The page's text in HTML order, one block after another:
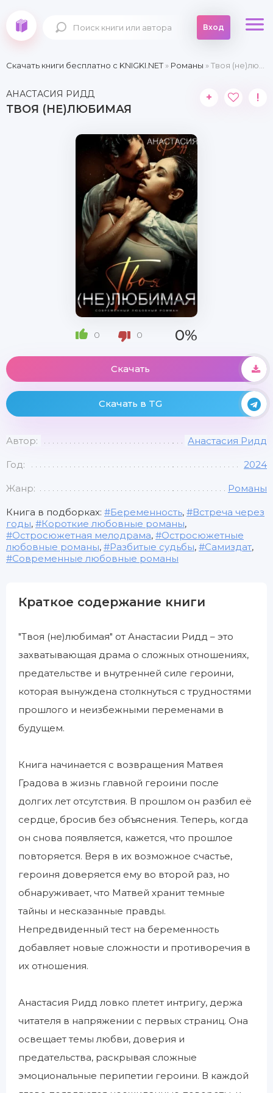
Вход
Скачать книги бесплатно c KNIGKI.NET» Романы » Твоя (не)любимая
АНАСТАСИЯ РИДД
ТВОЯ (НЕ)ЛЮБИМАЯ
+ !
0 0 0%
Скачать
Скачать в TG
Автор: Анастасия Ридд
Год: 2024
Жанр: Романы
Книга в подборках: Беременность,
Встреча через
годы, Короткие любовные романы,
Остросюжетная мелодрама,
Остросюжетные
любовные романы, Разбитые судьбы, Самиздат,
Современные любовные романы
Краткое содержание книги
"Твоя (не)любимая" от Анастасии Ридд – это
захватывающая драма о сложных отношениях,
предательстве и внутренней силе героини,
которая вынуждена столкнуться с трудностями
прошлого и неизбежными переменами в
будущем.
Книга начинается с возвращения Матвея
Градова в жизнь главной героини после
долгих лет отсутствия. В прошлом он разбил её
сердце, бросив без объяснения. Теперь, когда
он снова появляется, кажется, что прошлое
повторяется. Веря в их возможное счастье,
героиня доверяется ему во второй раз, но
обнаруживает, что Матвей хранит темные
тайны и несказанные правды.
Непредвиденный тест на беременность
добавляет новые сложности и противоречия в
их отношения.
Анастасия Ридд ловко плетет интригу, держа
читателя в напряжении с первых страниц. Она
освещает темы любви, доверия и
предательства, раскрывая сложные
эмоциональные перипетии героини. В каждой